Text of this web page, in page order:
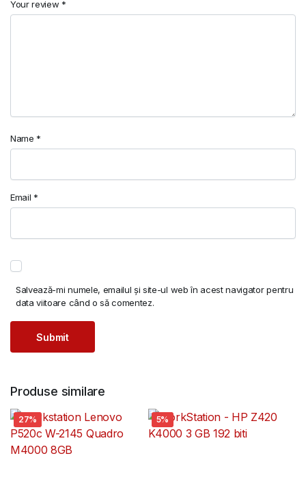
Your review *
Name *
Email *
Salvează-mi numele, emailul și site-ul web în acest navigator pentru
data viitoare când o să comentez.
Produse similare
27% 5%